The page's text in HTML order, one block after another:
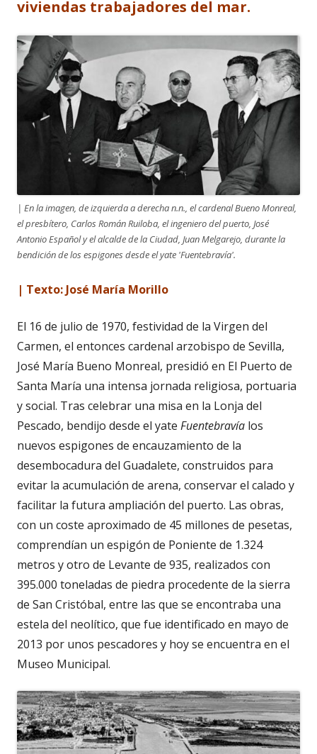
viviendas trabajadores del mar.
| En la imagen, de izquierda a derecha n.n., el cardenal Bueno Monreal,
el presbítero, Carlos Román Ruiloba, el ingeniero del puerto, José
Antonio Español y el alcalde de la Ciudad, Juan Melgarejo, durante la
bendición de los espigones desde el yate 'Fuentebravía'.
| Texto: José María Morillo
El 16 de julio de 1970, festividad de la Virgen del
Carmen, el entonces cardenal arzobispo de Sevilla,
José María Bueno Monreal, presidió en El Puerto de
Santa María una intensa jornada religiosa, portuaria
y social. Tras celebrar una misa en la Lonja del
Pescado, bendijo desde el yate Fuentebravía los
nuevos espigones de encauzamiento de la
desembocadura del Guadalete, construidos para
evitar la acumulación de arena, conservar el calado y
facilitar la futura ampliación del puerto. Las obras,
con un coste aproximado de 45 millones de pesetas,
comprendían un espigón de Poniente de 1.324
metros y otro de Levante de 935, realizados con
395.000 toneladas de piedra procedente de la sierra
de San Cristóbal, entre las que se encontraba una
estela del neolítico, que fue identificado en mayo de
2013 por unos pescadores y hoy se encuentra en el
Museo Municipal.